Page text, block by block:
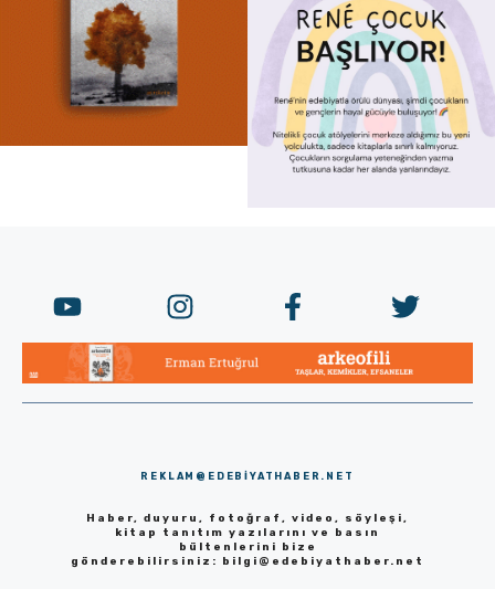
REKLAM@EDEBIYATHABER.NET
Haber, duyuru, fotoğraf, video, söyleşi,
kitap tanıtım yazılarını ve basın
bültenlerini bize
gönderebilirsiniz: bilgi@edebiyathaber.net